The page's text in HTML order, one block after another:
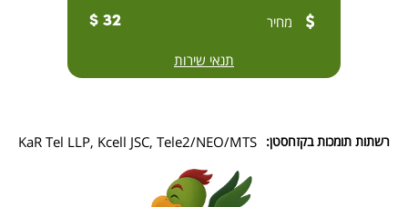
מחיר 32 $
תנאי שירות
רשתות תומכות בקזחסטן: KaR Tel LLP, Kcell JSC, Tele2/NEO/MTS